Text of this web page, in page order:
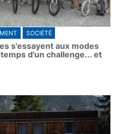
SOCIÉTÉ
s'essayent aux modes
d'un challenge... et